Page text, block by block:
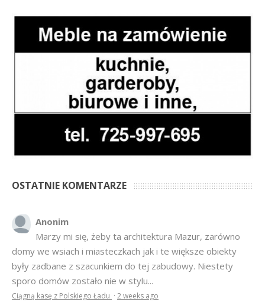
Anonim
domy we wsiach i miasteczkach jak i te większe obiekty
były zadbane z szacunkiem do tej zabudowy. Niestety
sporo domów zostało nie w stylu...
Ciągną kasę z Polskiego Ładu·2 weeks ago
Krajan
Wszystkiego dobrego Wszystkim na święta i Nowy